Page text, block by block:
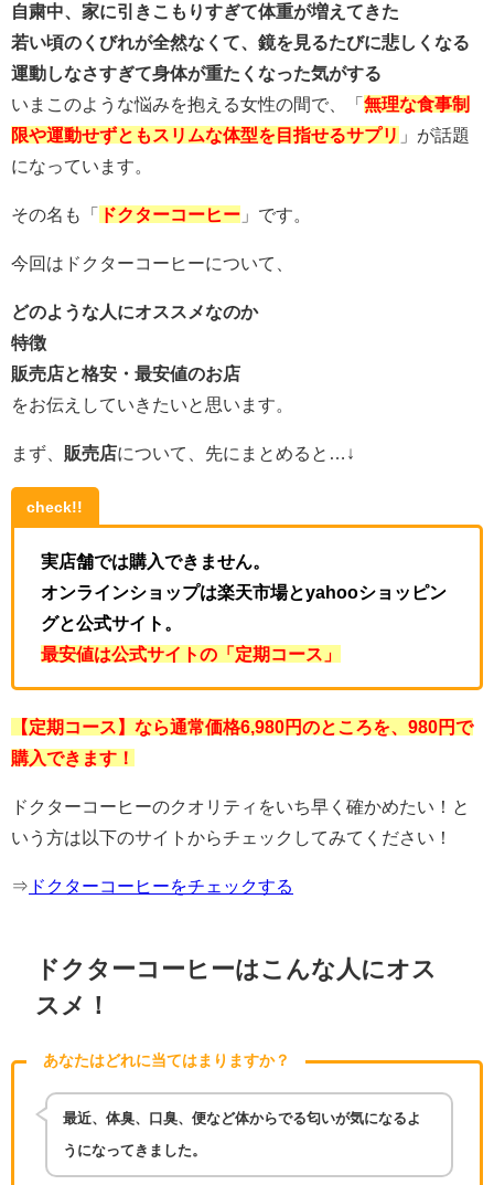
自粛中、家に引きこもりすぎて体重が増えてきた
若い頃のくびれが全然なくて、鏡を見るたびに悲しくなる
運動しなさすぎて身体が重たくなった気がする
いまこのような悩みを抱える女性の間で、「 無理な食事制
限や運動せずとも スリムな体型を目指せるサプリ 」が話題
になっています。
その名も「 ドクターコーヒー 」です。
今回はドクターコーヒーについて、
どのような人にオススメなのか
特徴
販売店と格安・最安値のお店
をお伝えしていきたいと思います。
まず、 販売店について、先にまとめると…↓
check!!
実店舗では購入できません。
オンラインショップは楽天市場とyahooショッピン
グと公式サイト。
最安値は公式サイトの「定期コース」
【定期コース】なら通常価格6,980円のところを、980円で
購入できます！
ドクターコーヒーのクオリティをいち早く確かめたい！と
いう方は以下のサイトからチェックしてみてください！
⇒ ドクターコーヒーをチェックする
ドクターコーヒーはこんな人にオス
スメ！
あなたはどれに当てはまりますか？
最近、体臭、口臭、便など体からでる匂いが気になるよ
うになってきました。